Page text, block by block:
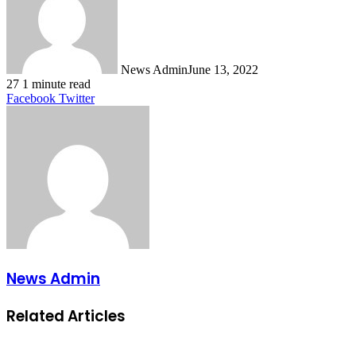
News AdminJune 13, 2022
27 1 minute read
Facebook TwitterLinkedIn
Tumblr
Pinterest
Reddit
VKontakte
Share
Print
News Admin
Related Articles